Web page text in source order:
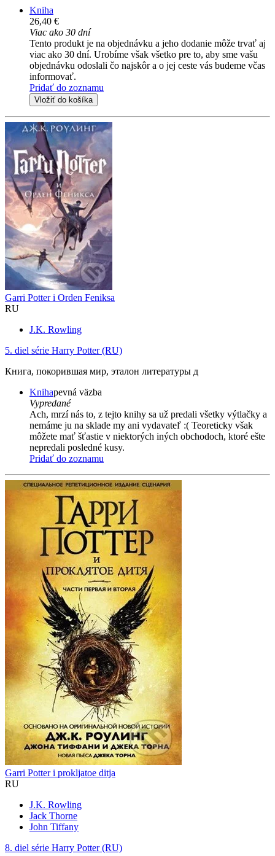
Kniha
26,40 €
Viac ako 30 dní
Tento produkt je na objednávku a jeho dodanie môže trvať aj
viac ako 30 dní. Urobíme však všetko pre to, aby sme vašu
objednávku odoslali čo najskôr a o jej ceste vás budeme včas
informovať.
Pridať do zoznamu
Vložiť do košíka
Garri Potter i Orden Feniksa
RU
J.K. Rowling
5. diel série Harry Potter (RU)
Книга, покорившая мир, эталон литературы д
Knihapevná väzba
Vypredané
Ach, mrzí nás to, z tejto knihy sa už predali všetky výtlačky a
nemáme ju na sklade my ani vydavateľ :( Teoreticky však
môžete mať šťastie v niektorých iných obchodoch, ktoré ešte
nepredali posledné kusy.
Pridať do zoznamu
Garri Potter i prokljatoe ditja
RU
J.K. Rowling
Jack Thorne
John Tiffany
8. diel série Harry Potter (RU)